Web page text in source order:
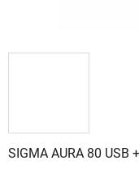
SIGMA AURA 80 USB